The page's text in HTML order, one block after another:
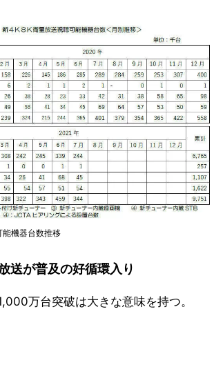
機器台数推移
送が普及の好循環入り
万台突破は大きな意味を持つ。